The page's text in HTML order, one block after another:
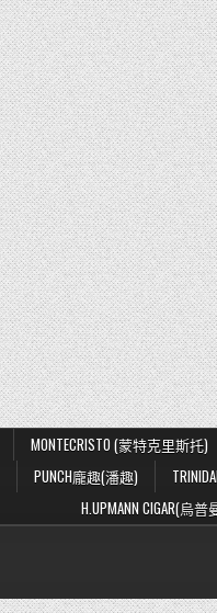
MONTECRISTO (蒙特克里斯托)
PUNCH龐趣(潘趣)
H.UPMANN CIGAR(烏